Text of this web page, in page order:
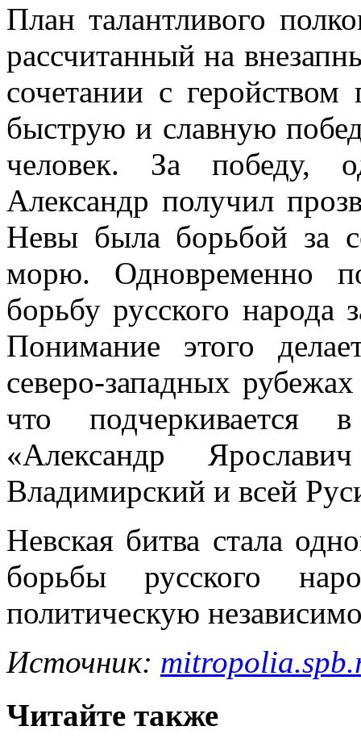
План талантливого
рассчитанный на
сочетании с
быструю и славную
человек. За победу,
Александр получил
Невы была борьбой за
морю. Одновременно
борьбу русского народа
Понимание этого
северо-западных
что
«Александр
Владимирский и всей
Невская битва стала
борьбы русского
политическую
Источник:
Читайте также